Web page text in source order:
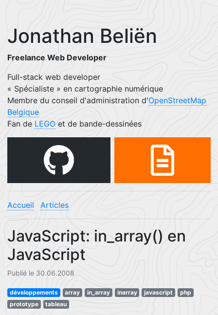
Jonathan Beliën
Freelance Web Developer
Full-stack web developer
« Spécialiste » en cartographie numérique
Membre du conseil d'administration d'OpenStreetMap
Belgique
Fan de LEGO et de bande-dessinées
Accueil Articles
JavaScript: in_array() en
JavaScript
Publié le 30.06.2008
développements array in_array inarray javascript
php
prototype
tableau